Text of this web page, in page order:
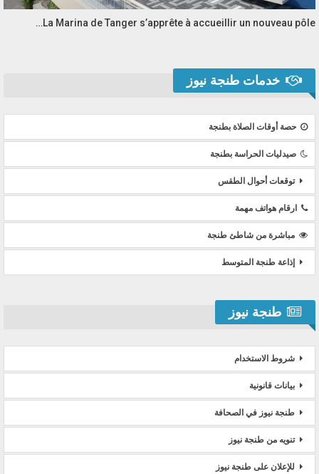
La Marina de Tanger s’apprête à accueillir un nouveau pôle…
خدمات طنجة نيوز
حصة أوقات الصلاة بطنجة
صيدليات الحراسة بطنجة
توقعات أحوال الطقس
ارقام هواتف مهمة
مباشرة من شاطئ طنجة
إذاعة طنجة المتوسط
طنجة نيوز
شروط الاستخدام
بيانات قانونية
طنجة نيوز في الصحافة
تنويه من طنجة نيوز
للإعلان على طنجة نيوز